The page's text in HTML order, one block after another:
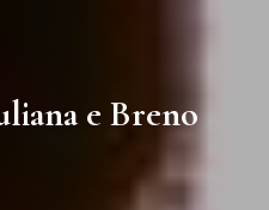
e Breno